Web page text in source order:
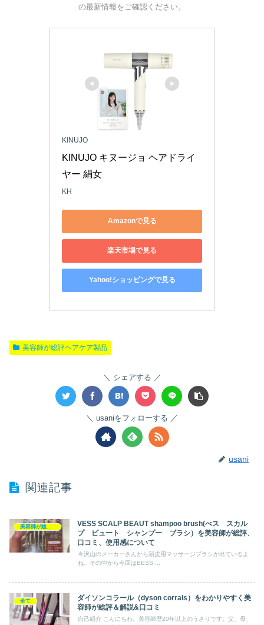
の最新情報をご確認ください。
KINUJO
KINUJO キヌージョ ヘアドライ
ヤー 絹女
KH
Amazonで見る
楽天市場で見る
Yahoo!ショッピングで見る
美容師が総評ヘアケア製品
シェアする
usaniをフォローする
usani
関連記事
美容師が総評ヘアケア製品
VESS SCALP BEAUT shampoo brush(べス スカル
プ ビュート シャンプー ブラシ）を美容師が総評、
口コミ、使用感について
今沢山のメーカーさんから頭皮用マッサージブラシが出ているよ
ね。その中から今回はBESS ...
全て
ダイソンコラール（dyson corrals）をわかりやすく美
容師が総評＆解説&口コミ
自己紹介 こんにちわ。美容師歴20年以上のうさりです。父、母、